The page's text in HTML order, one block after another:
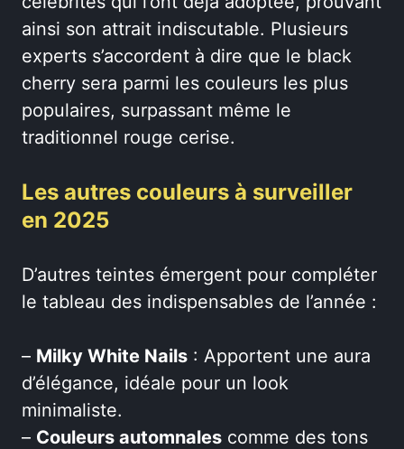
ainsi son attrait indiscutable. Plusieurs
experts s’accordent à dire que le black
cherry sera parmi les couleurs les plus
populaires, surpassant même le
traditionnel rouge cerise.
Les autres couleurs à surveiller
en 2025
D’autres teintes émergent pour compléter
le tableau des indispensables de l’année :
– Milky White Nails : Apportent une aura
d’élégance, idéale pour un look
minimaliste.
– Couleurs automnales comme des tons